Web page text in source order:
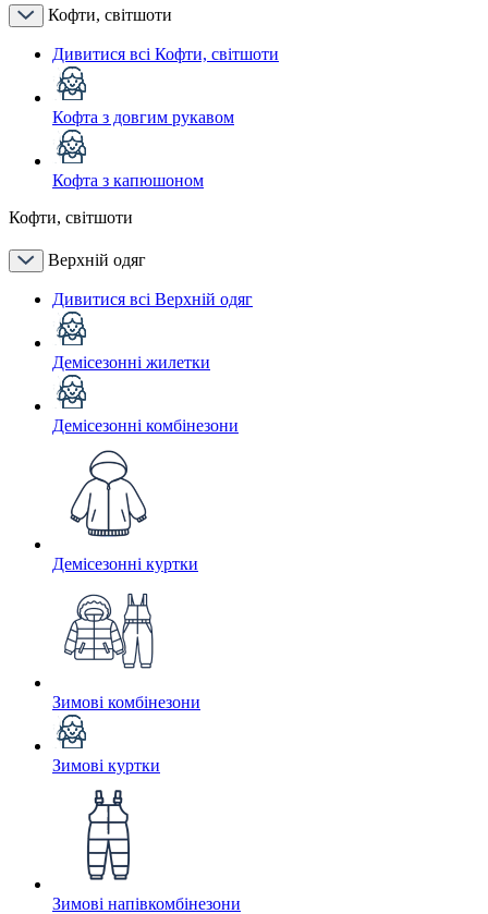
Кофти, світшоти
Дивитися всі Кофти, світшоти
Кофта з довгим рукавом
Кофта з капюшоном
Кофти, світшоти
Верхній одяг
Дивитися всі Верхній одяг
Демісезонні жилетки
Демісезонні комбінезони
Демісезонні куртки
Зимові комбінезони
Зимові куртки
Зимові напівкомбінезони